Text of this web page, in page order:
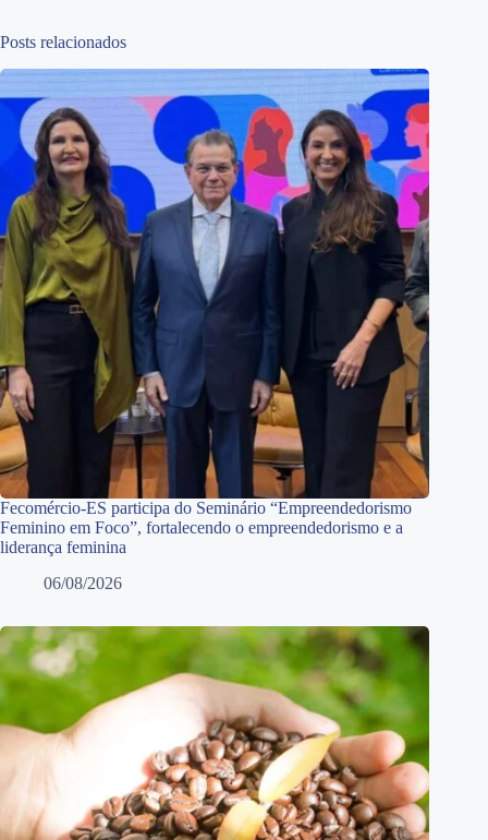
Posts relacionados
Fecomércio-ES participa do Seminário “Empreendedorismo
Feminino em Foco”, fortalecendo o empreendedorismo e a
liderança feminina
06/08/2026